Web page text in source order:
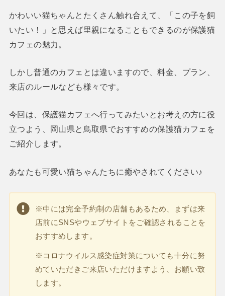
かわいい猫ちゃんとたくさん触れ合えて、「この子を飼
いたい！」と思えば里親になることもできるのが保護猫
カフェの魅力。
しかし普通のカフェとは違いますので、料金、プラン、
来店のルールなども様々です。
今回は、保護猫カフェへ行ってみたいとお考えの方に役
立つよう、岡山県と鳥取県でおすすめの保護猫カフェを
ご紹介します。
あなたも可愛い猫ちゃんたちに癒やされてください♪
※中には完全予約制の店舗もあるため、まずは来
店前にSNSやウェブサイトをご確認されることを
おすすめします。
※コロナウイルス感染症対策についても十分に努
めていただきご来店いただけますよう、お願い致
します。